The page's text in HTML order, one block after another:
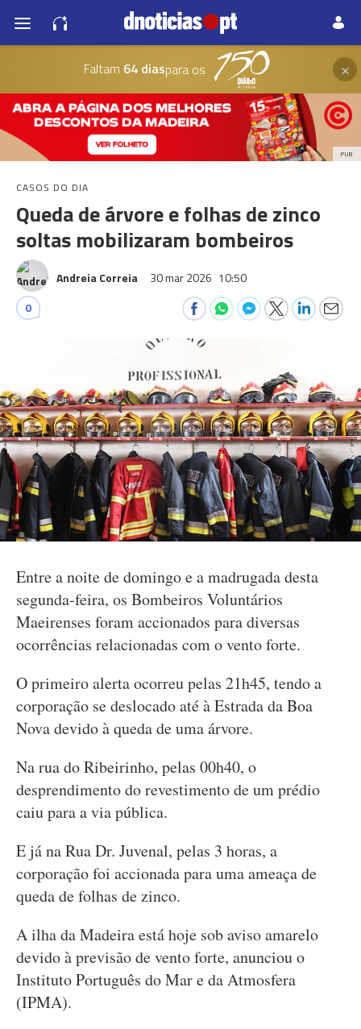
Faltam 64 diaspara os ×
PUB
CASOS DO DIA
Queda de árvore e folhas de zinco
soltas mobilizaram bombeiros
Andreia Correia 30 mar 2026 10:50
0
Entre a noite de domingo e a madrugada desta
segunda-feira, os Bombeiros Voluntários
Maeirenses foram accionados para diversas
ocorrências relacionadas com o vento forte.
O primeiro alerta ocorreu pelas 21h45, tendo a
corporação se deslocado até à Estrada da Boa
Nova devido à queda de uma árvore.
Na rua do Ribeirinho, pelas 00h40, o
desprendimento do revestimento de um prédio
caiu para a via pública.
E já na Rua Dr. Juvenal, pelas 3 horas, a
corporação foi accionada para uma ameaça de
queda de folhas de zinco.
A ilha da Madeira está hoje sob aviso amarelo
devido à previsão de vento forte, anunciou o
Instituto Português do Mar e da Atmosfera
(IPMA).